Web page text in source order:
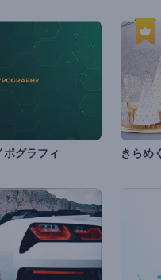
ポグラフィ きらめ